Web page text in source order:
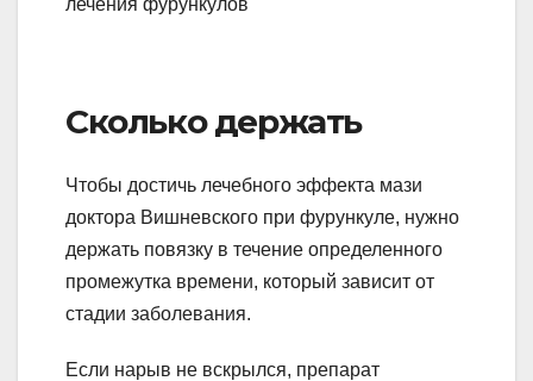
Сколько держать
Чтобы достичь лечебного эффекта мази
доктора Вишневского при фурункуле, нужно
держать повязку в течение определенного
промежутка времени, который зависит от
стадии заболевания.
Если нарыв не вскрылся, препарат